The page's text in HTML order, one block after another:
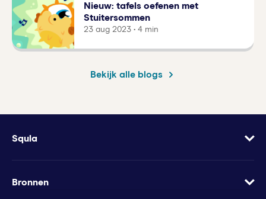
Nieuw: tafels oefenen met
Stuitersommen
23 aug 2023 • 4 min
Bekijk alle blogs
Squla
Over
Vacatures
Bronnen